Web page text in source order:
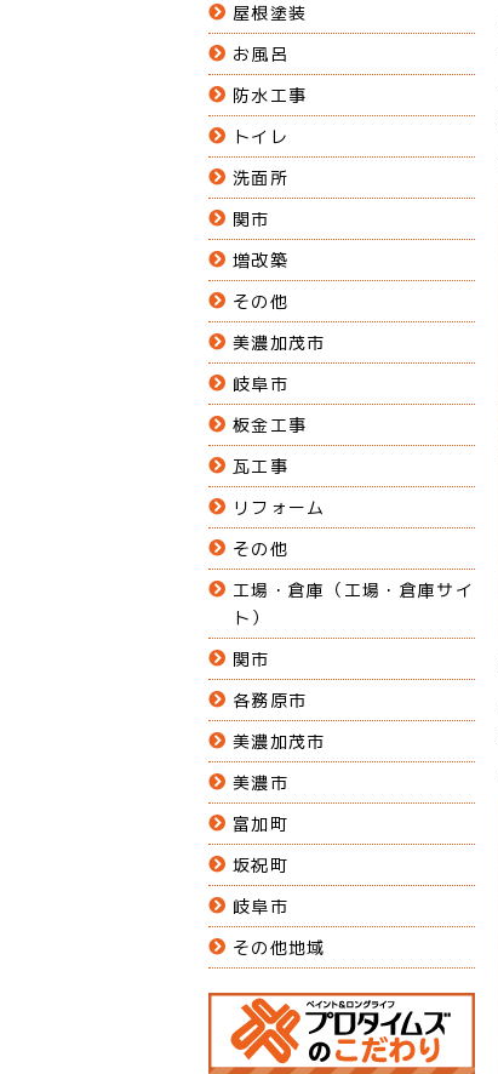
屋根塗装
お風呂
防水工事
トイレ
洗面所
関市
増改築
その他
美濃加茂市
岐阜市
板金工事
瓦工事
リフォーム
その他
工場・倉庫（工場・倉庫サイ
ト）
関市
各務原市
美濃加茂市
美濃市
富加町
坂祝町
岐阜市
その他地域